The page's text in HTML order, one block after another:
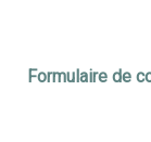
Formulaire de